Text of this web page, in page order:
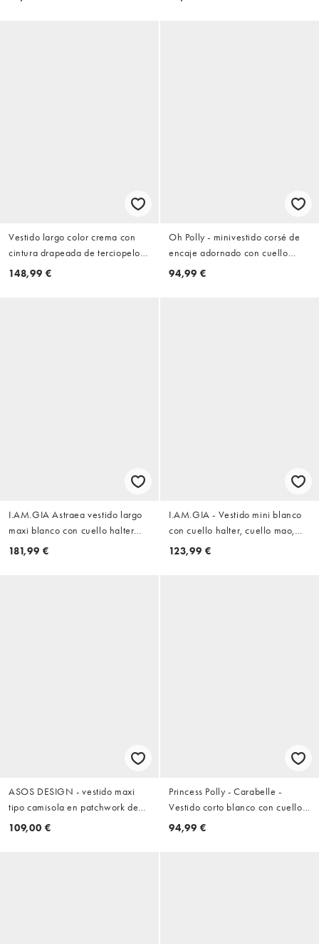
Vestido largo color crema con
cintura drapeada de terciopelo
con lentejuelas de ASOS LUXE
148,99 €
Oh Polly - minivestido corsé de
encaje adornado con cuello
halter en blanco
94,99 €
I.AM.GIA Astraea vestido largo
maxi blanco con cuello halter
cuadrado, detalle lateral con
181,99 €
I.AM.GIA - Vestido mini blanco
con cuello halter, cuello mao,
encaje y bajo con volante
123,99 €
ASOS DESIGN - vestido maxi
tipo camisola en patchwork de
encaje con flores bordadas en
109,00 €
Princess Polly - Carabelle -
Vestido corto blanco con cuello
de pico, mangas de casquillo,
94,99 €